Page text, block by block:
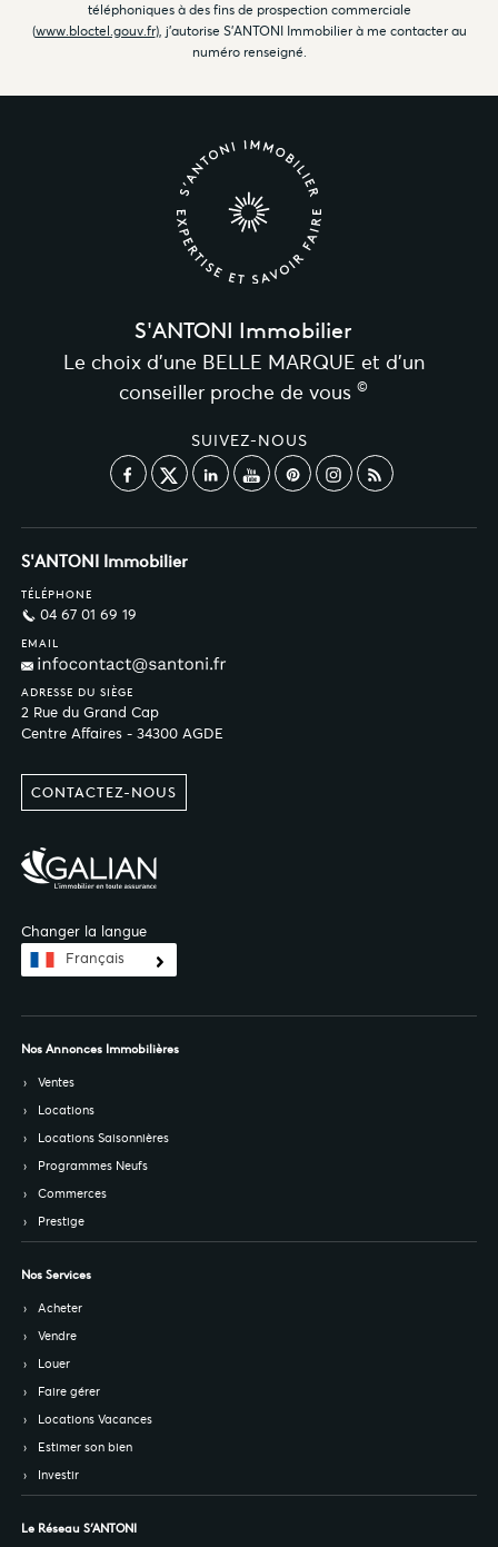
téléphoniques à des fins de prospection commerciale
(www.bloctel.gouv.fr), j'autorise S'ANTONI Immobilier à me contacter au
numéro renseigné.
S'ANTONI Immobilier
Le choix d’une BELLE MARQUE et d’un
conseiller proche de vous ©
SUIVEZ-NOUS
S'ANTONI Immobilier
TÉLÉPHONE
04 67 01 69 19
EMAIL
ADRESSE DU SIÈGE
2 Rue du Grand Cap
Centre Affaires - 34300 AGDE
CONTACTEZ-NOUS
Changer la langue
Français
Nos Annonces Immobilières
Ventes
Locations
Locations Saisonnières
Programmes Neufs
Commerces
Prestige
Nos Services
Acheter
Vendre
Louer
Faire gérer
Locations Vacances
Estimer son bien
Investir
Le Réseau S’ANTONI